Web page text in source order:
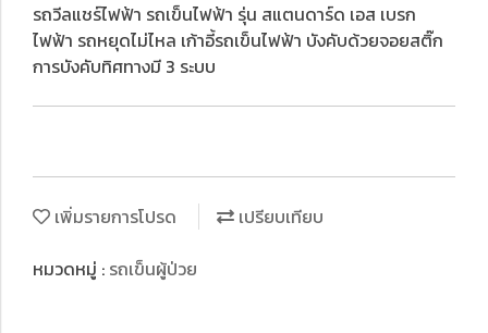
รถวีลแชร์ไฟฟ้า รถเข็นไฟฟ้า รุ่น สแตนดาร์ด เอส เบรก
ไฟฟ้า รถหยุดไม่ไหล เก้าอี้รถเข็นไฟฟ้า บังคับด้วยจอยสติ๊ก
การบังคับทิศทางมี 3 ระบบ
เพิ่มรายการโปรด
เปรียบเทียบ
หมวดหมู่ : รถเข็นผู้ป่วย